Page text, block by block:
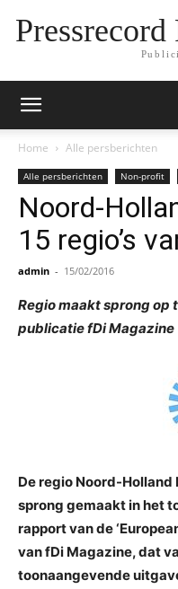
Home Alle persberichten
Alle persberichten Non-profit
Noord-
15 regio’s
admin - 15/02/2016
Regio maakt sprong op
publicatie fDi Magazine
De regio Noord-
sprong gemaakt in het
rapport van de
van fDi Magazine, dat
toonaangevende